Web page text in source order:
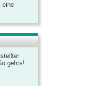
eine
gehts!